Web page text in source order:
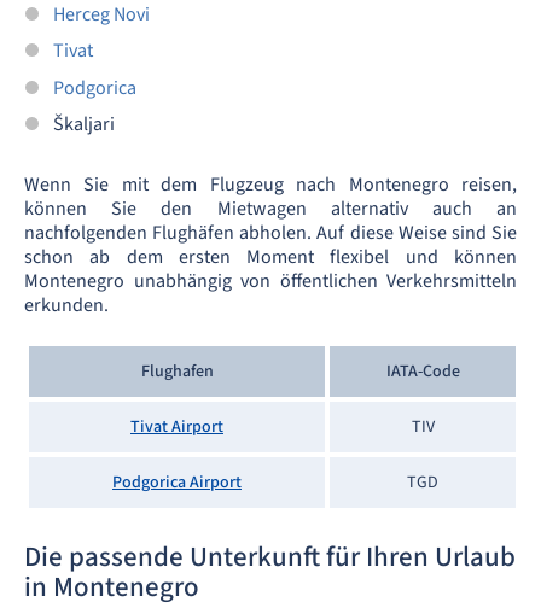
Herceg Novi
Tivat
Podgorica
Škaljari
Wenn Sie mit dem Flugzeug nach Montenegro reisen,
können Sie den Mietwagen alternativ auch an
nachfolgenden Flughäfen abholen. Auf diese Weise sind Sie
schon ab dem ersten Moment flexibel und können
Montenegro unabhängig von öffentlichen Verkehrsmitteln
erkunden.
Flughafen IATA-Code
Tivat Airport TIV
Podgorica Airport TGD
Die passende Unterkunft für Ihren Urlaub
in Montenegro